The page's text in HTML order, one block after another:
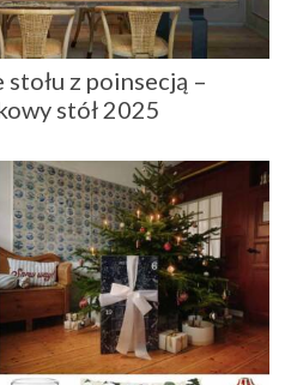
z poinsecją –
stół 2025